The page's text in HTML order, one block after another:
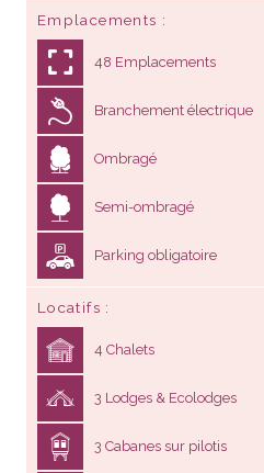
Emplacements
48 Emplacements
Branchement électrique
Ombragé
Semi-ombragé
Parking obligatoire
Locatifs
4 Chalets
3 Lodges & Ecolodges
3 Cabanes sur pilotis